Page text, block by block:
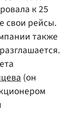
к 25
свои рейсы.
также
(он